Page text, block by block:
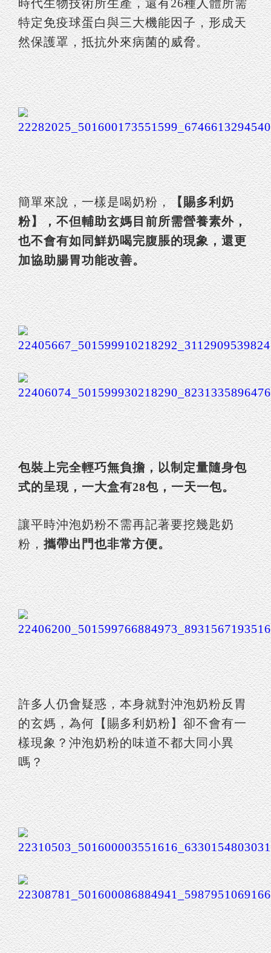
時代生物技術所生產，還有26種人體所需
特定免疫球蛋白與三大機能因子，形成天
然保護罩，抵抗外來病菌的威脅。
簡單來說，一樣是喝奶粉，【賜多利奶
粉】，不但輔助玄媽目前所需營養素外，
也不會有如同鮮奶喝完腹脹的現象，還更
加協助腸胃功能改善。
包裝上完全輕巧無負擔，以制定量隨身包
式的呈現，一大盒有28包，一天一包。
讓平時沖泡奶粉不需再記著要挖幾匙奶
粉，攜帶出門也非常方便。
許多人仍會疑惑，本身就對沖泡奶粉反胃
的玄媽，為何【賜多利奶粉】卻不會有一
樣現象？沖泡奶粉的味道不都大同小異
嗎？